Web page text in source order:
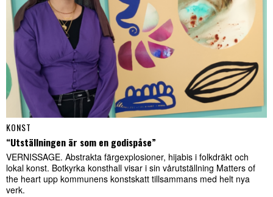
KONST
“Utställningen är som en godispåse”
VERNISSAGE. Abstrakta färgexplosioner, hijabis i folkdräkt och
lokal konst. Botkyrka konsthall visar i sin vårutställning Matters of
the heart upp kommunens konstskatt tillsammans med helt nya
verk.